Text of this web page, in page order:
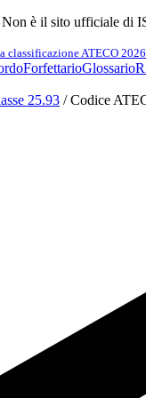
è il sito ufficiale di
classificazione ATECO
ForfettarioGlossario
25.93 / Codice